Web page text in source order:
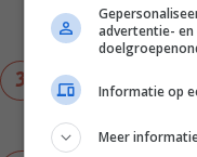
roer 2 el olijfolie
deksel op de pan
Meng in de
bieslook, flinke
vergine, snuf zout
advertentie-
Informatie op
Meer